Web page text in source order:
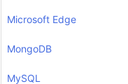
Microsoft Edge
MongoDB
MySQL